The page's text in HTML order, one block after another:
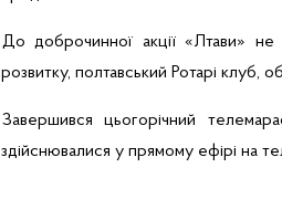
До доброчинної акції «Лтави» не
розвитку, полтавський Ротарі клуб,
Завершився цьогорічний
здійснювалися у прямому ефірі на